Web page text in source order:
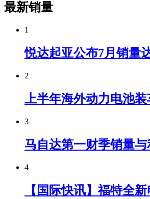
最新销量
1
悦达起亚公布7月销量
2
上半年海外动力电池
3
马自达第一财季销量
4
【国际快讯】福特全